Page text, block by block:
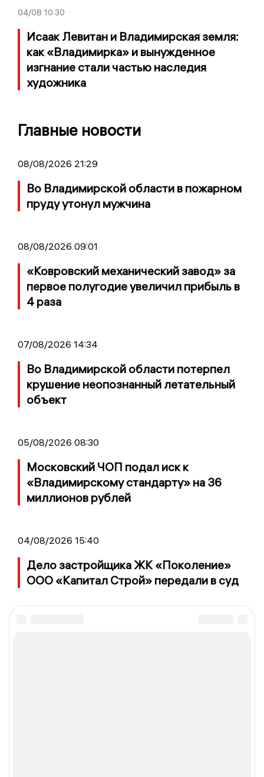
04/08 10:30
Исаак Левитан и Владимирская земля:
как «Владимирка» и вынужденное
изгнание стали частью наследия
художника
Главные новости
08/08/2026 21:29
Во Владимирской области в пожарном
пруду утонул мужчина
08/08/2026 09:01
«Ковровский механический завод» за
первое полугодие увеличил прибыль в
4 раза
07/08/2026 14:34
Во Владимирской области потерпел
крушение неопознанный летательный
объект
05/08/2026 08:30
Московский ЧОП подал иск к
«Владимирскому стандарту» на 36
миллионов рублей
04/08/2026 15:40
Дело застройщика ЖК «Поколение»
ООО «Капитал Строй» передали в суд